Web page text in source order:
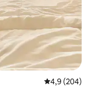
Gemiddelde
4,9 (204)